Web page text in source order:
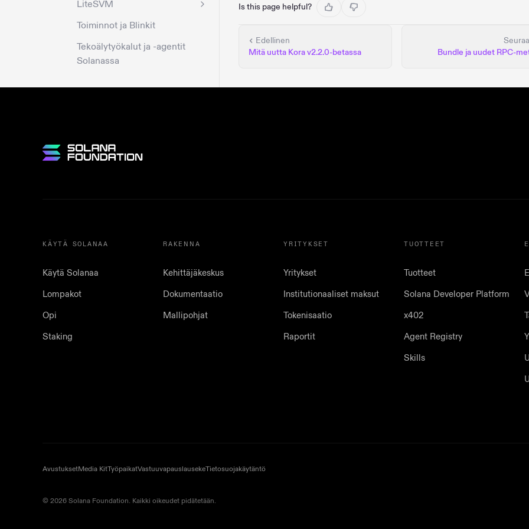
LiteSVM
Toiminnot ja Blinkit
Tekoälytyökalut ja -agentit
Solanassa
Is this page helpful?
Edellinen
Mitä uutta Kora v2.2.0-betassa
Bundle ja uudet RPC-
KÄYTÄ SOLANAA
Käytä Solanaa
Lompakot
Opi
Staking
RAKENNA
Kehittäjäkeskus
Dokumentaatio
Mallipohjat
YRITYKSET
Yritykset
Institutionaaliset maksut
Tokenisaatio
Raportit
TUOTTEET
Tuotteet
Solana Developer Platform
x402
Agent Registry
Skills
AvustuksetMedia KitTyöpaikatVastuuvapauslausekeTietosuojakäytäntö
© 2026 Solana Foundation. Kaikki oikeudet pidätetään.